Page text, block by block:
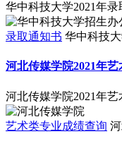
华中科技大学2021年
录取通知书 华中科技
河北传媒学院2021年
河北传媒学院2021年
艺术类专业成绩查询